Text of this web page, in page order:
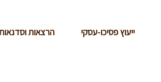
ייעוץ פסיכו-עסקי הרצאות